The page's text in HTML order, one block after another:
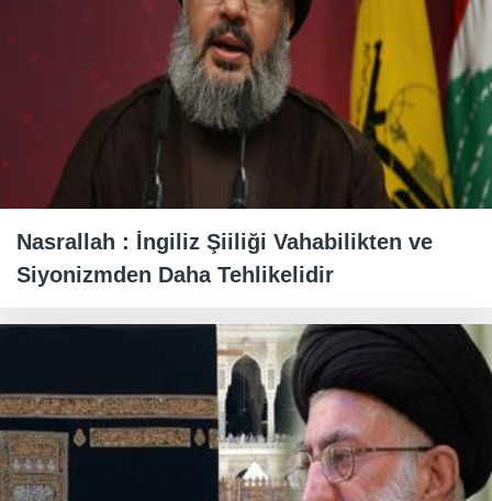
Nasrallah : İngiliz Şiiliği Vahabilikten ve
Siyonizmden Daha Tehlikelidir